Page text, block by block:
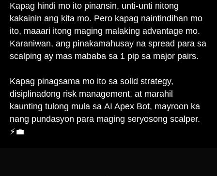
Kapag hindi mo ito pinansin, unti-unti nitong
kakainin ang kita mo. Pero kapag naintindihan mo
ito, maaari itong maging malaking advantage mo.
Karaniwan, ang pinakamahusay na spread para sa
scalping ay mas mababa sa 1 pip sa major pairs.
Kapag pinagsama mo ito sa solid strategy,
disiplinadong risk management, at marahil
kaunting tulong mula sa AI Apex Bot, mayroon ka
nang pundasyon para maging seryosong scalper.
⚡💼